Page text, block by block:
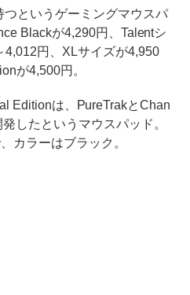
というゲーミングマウスパ
Blackが4,290円、Talentシ
4,012円、XLサイズが4,950
が4,500円。
Editionは、PureTrakとChan
したというマウスパッド。
カラーはブラック。